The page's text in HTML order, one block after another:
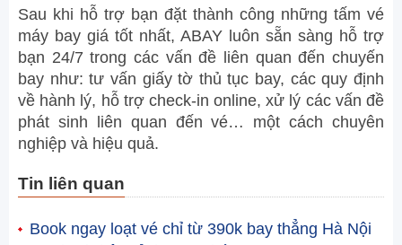
Sau khi hỗ trợ bạn đặt thành công những tấm vé
máy bay giá tốt nhất, ABAY luôn sẵn sàng hỗ trợ
bạn 24/7 trong các vấn đề liên quan đến chuyến
bay như: tư vấn giấy tờ thủ tục bay, các quy định
về hành lý, hỗ trợ check-in online, xử lý các vấn đề
phát sinh liên quan đến vé… một cách chuyên
nghiệp và hiệu quả.
Tin liên quan
Book ngay loạt vé chỉ từ 390k bay thẳng Hà Nội